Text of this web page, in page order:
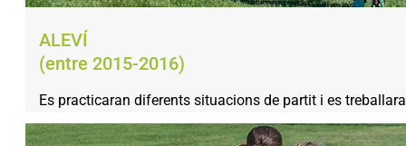
ALEVÍ
(entre 2015-2016)
Es practicaran diferents situacions de partit i es